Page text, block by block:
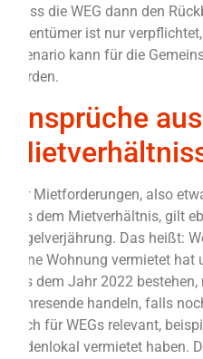
muss die WEG dann den
Eigentümer ist nur
Szenario kann für die
werden.
Ansprüche aus
Für Mietforderungen, also
aus dem Mietverhältnis, gilt
Regelverjährung. Das heißt:
seine Wohnung vermietet
aus dem Jahr 2022
Jahresende handeln, falls
auch für WEGs relevant,
Ladenlokal vermietet haben.